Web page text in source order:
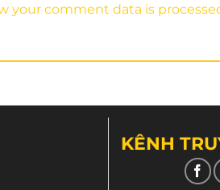
your comment data is
KÊNH